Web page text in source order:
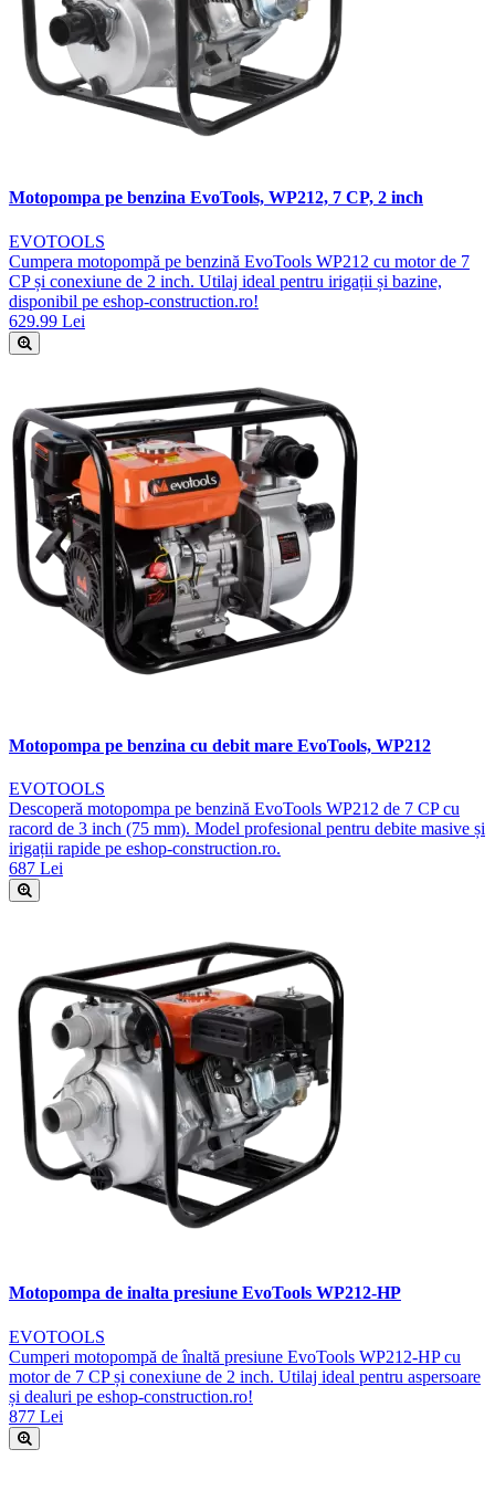
Motopompa pe benzina EvoTools, WP212, 7 CP, 2 inch
EVOTOOLS
Cumpera motopompă pe benzină EvoTools WP212 cu motor de 7
CP și conexiune de 2 inch. Utilaj ideal pentru irigații și bazine,
disponibil pe eshop-construction.ro!
629.99 Lei
Motopompa pe benzina cu debit mare EvoTools, WP212
EVOTOOLS
Descoperă motopompa pe benzină EvoTools WP212 de 7 CP cu
racord de 3 inch (75 mm). Model profesional pentru debite masive și
irigații rapide pe eshop-construction.ro.
687 Lei
Motopompa de inalta presiune EvoTools WP212-HP
EVOTOOLS
Cumperi motopompă de înaltă presiune EvoTools WP212-HP cu
motor de 7 CP și conexiune de 2 inch. Utilaj ideal pentru aspersoare
și dealuri pe eshop-construction.ro!
877 Lei